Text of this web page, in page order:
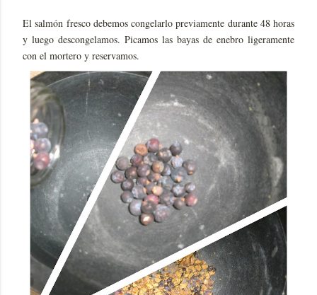
El salmón fresco debemos congelarlo previamente durante 48 horas
y luego descongelamos. Picamos las bayas de enebro ligeramente
con el mortero y reservamos.